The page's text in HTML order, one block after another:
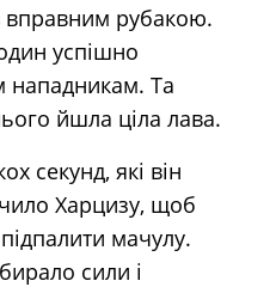
рубакою.
успішно
нападникам. Та
йшла ціла лава.
секунд, які він
Харцизу, щоб
підпалити мачулу.
сили і